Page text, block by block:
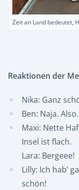
Zeit an Land bedeutet,
Reaktionen der
Nika: Ganz
Ben: Naja.
Maxi: Nette
Insel ist flach.
Lara: Bergeee!
Lilly: Ich hab‘
schön!